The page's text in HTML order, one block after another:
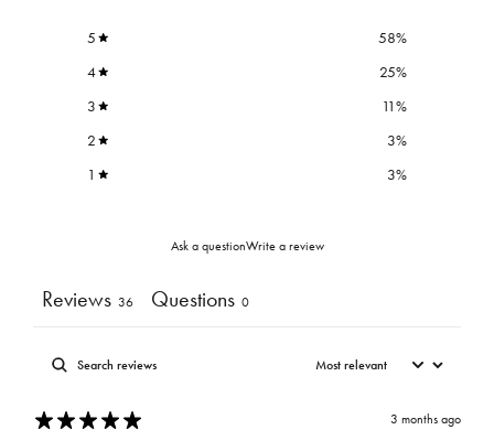
5 58%
4
25%
3
11%
2
3%
1
3%
Ask a questionWrite a review
Reviews 36 Questions 0
3 months ago